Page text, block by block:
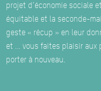
projet d’économie sociale
équitable et la seconde-
geste « récup » en leur
et … vous faites plaisir aux
porter à nouveau.